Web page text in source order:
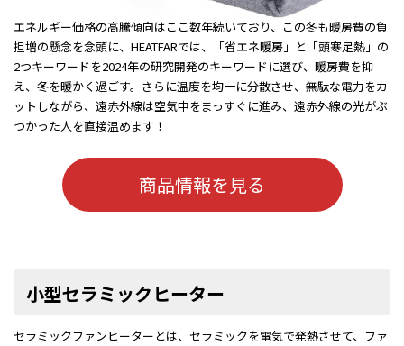
エネルギー価格の高騰傾向はここ数年続いており、この冬も暖房費の負
担増の懸念を念頭に、HEATFARでは、「省エネ暖房」と「頭寒足熱」の
2つキーワードを2024年の研究開発のキーワードに選び、暖房費を抑
え、冬を暖かく過ごす。さらに温度を均一に分散させ、無駄な電力をカ
ットしながら、遠赤外線は空気中をまっすぐに進み、遠赤外線の光がぶ
つかった人を直接温めます！
商品情報を見る
小型セラミックヒーター
セラミックファンヒーターとは、セラミックを電気で発熱させて、ファ